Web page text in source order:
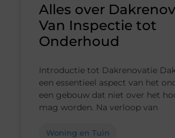
Alles over
Van Inspectie tot
Onderhoud
Introductie tot Dakrenovatie
een essentieel aspect van het
een gebouw dat niet over het
mag worden. Na verloop van
Woning en Tuin